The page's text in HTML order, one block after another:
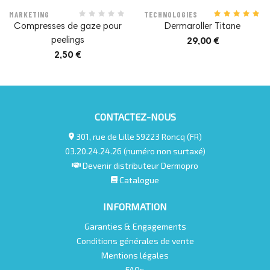
MARKETING
Compresses de gaze pour
peelings
2,50 €
TECHNOLOGIES
Dermaroller Titane
29,00 €
CONTACTEZ-NOUS
301, rue de Lille 59223 Roncq (FR)
03.20.24.24.26 (numéro non surtaxé)
Devenir distributeur Dermopro
Catalogue
INFORMATION
Garanties & Engagements
Conditions générales de vente
Mentions légales